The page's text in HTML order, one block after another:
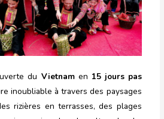
du Vietnamen 15 jours pas
inoubliable à travers des paysages
rizières en terrasses, des plages